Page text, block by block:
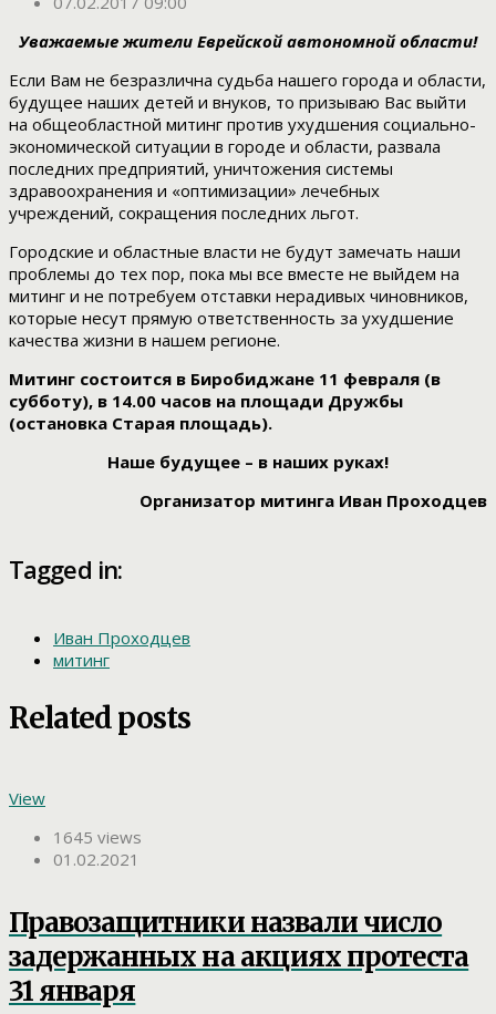
Уважаемые жители Еврейской автономной области!
Если Вам не безразлична судьба нашего города и области,
будущее наших детей и внуков, то призываю Вас выйти
на общеобластной митинг против ухудшения социально-
экономической ситуации в городе и области, развала
последних предприятий, уничтожения системы
здравоохранения и «оптимизации» лечебных
учреждений, сокращения последних льгот.
Городские и областные власти не будут замечать наши
проблемы до тех пор, пока мы все вместе не выйдем на
митинг и не потребуем отставки нерадивых чиновников,
которые несут прямую ответственность за ухудшение
качества жизни в нашем регионе.
Митинг состоится в Биробиджане 11 февраля (в
субботу), в 14.00 часов на площади Дружбы
(остановка Старая площадь).
Наше будущее – в наших руках!
Организатор митинга Иван Проходцев
Tagged in:
Иван Проходцев
митинг
Related posts
View
1645 views
01.02.2021
Правозащитники назвали число
задержанных на акциях протеста
31 января